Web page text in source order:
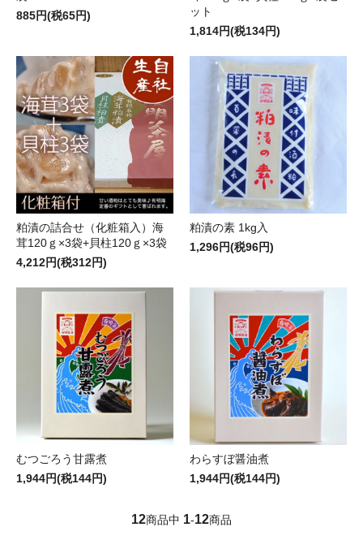
885円(税65円)
ット
1,814円(税134円)
粕漬の詰合せ（化粧箱入）海
茸120ｇ×3袋+貝柱120ｇ×3袋
4,212円(税312円)
粕漬の素 1kg入
1,296円(税96円)
むつごろう甘露煮
1,944円(税144円)
わらすぼ醤油煮
1,944円(税144円)
12商品中 1-12商品